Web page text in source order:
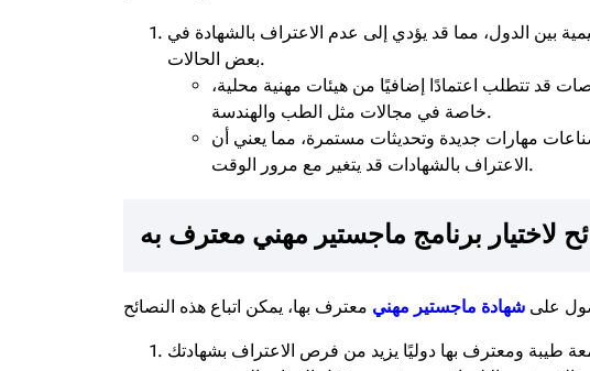
بين الدول، مما قد يؤدي إلى عدم الاعتراف بالشهادة في
بعض الحالات.
قد تتطلب اعتمادًا إضافيًا من هيئات مهنية محلية،
خاصة في مجالات مثل الطب والهندسة.
مهارات جديدة وتحديثات مستمرة، مما يعني أن
الاعتراف بالشهادات قد يتغير مع مرور الوقت.
لاختيار برنامج ماجستير مهني معترف به
على شهادة ماجستير مهني